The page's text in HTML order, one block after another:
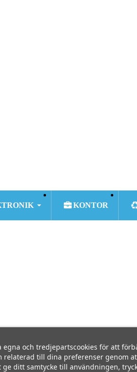
KONTOR
egna och tredjepartscookies för att
relaterad till dina preferenser genom
ge ditt samtycke till användningen,